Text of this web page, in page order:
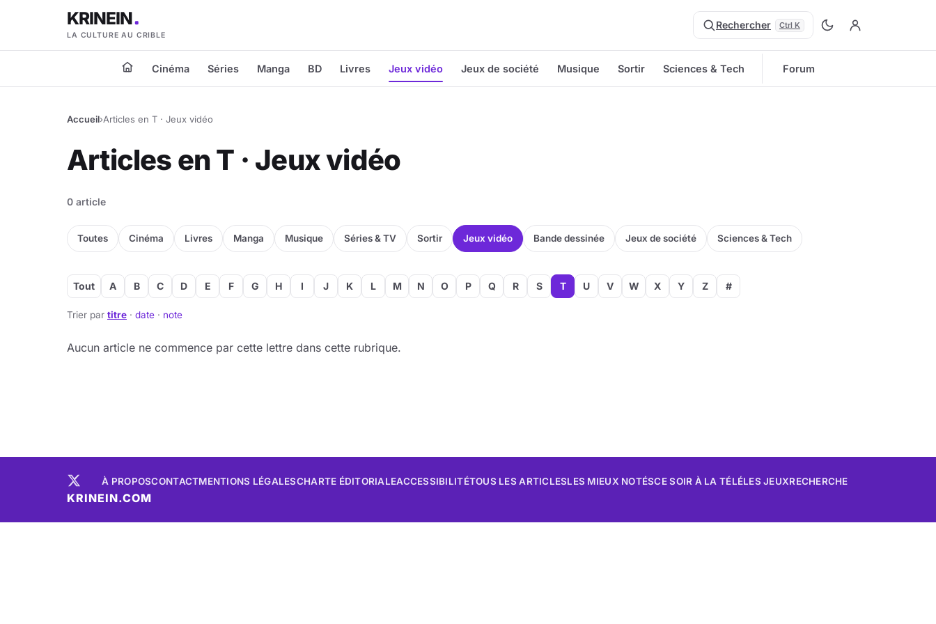
KRINEIN
LA CULTURE AU CRIBLE
Rechercher Ctrl K
Cinéma Séries Manga BD Livres Jeux vidéo Jeux de société Musique Sortir Sciences & Tech Forum
Accueil›Articles en T · Jeux vidéo
Articles en T · Jeux vidéo
0 article
Toutes Cinéma Livres Manga Musique Séries & TV Sortir Jeux vidéo Bande dessinée Jeux de société Sciences & Tech
Tout A B C D E F G H I J K L M N O P Q R S T U V W X Y Z #
Trier par titre · date · note
Aucun article ne commence par cette lettre dans cette rubrique.
À PROPOSCONTACTMENTIONS LÉGALESCHARTE ÉDITORIALEACCESSIBILITÉTOUS LES ARTICLESLES MIEUX NOTÉSCE SOIR À LA TÉLÉLES JEUXRECHERCHE
KRINEIN.COM